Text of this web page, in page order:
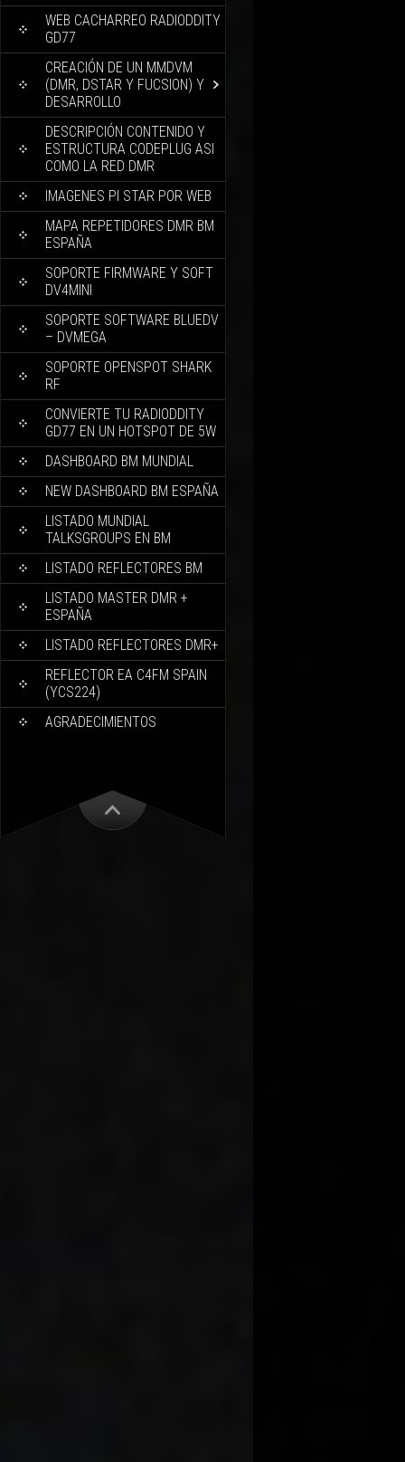
WEB CACHARREO RADIODDITY
GD77
CREACIÓN DE UN MMDVM
(DMR, DSTAR Y FUCSION) Y
DESARROLLO
DESCRIPCIÓN CONTENIDO Y
ESTRUCTURA CODEPLUG ASI
COMO LA RED DMR
IMAGENES PI STAR POR WEB
MAPA REPETIDORES DMR BM
ESPAÑA
SOPORTE FIRMWARE Y SOFT
DV4MINI
SOPORTE SOFTWARE BLUEDV
– DVMEGA
SOPORTE OPENSPOT SHARK
RF
CONVIERTE TU RADIODDITY
GD77 EN UN HOTSPOT DE 5W
DASHBOARD BM MUNDIAL
NEW DASHBOARD BM ESPAÑA
LISTADO MUNDIAL
TALKSGROUPS EN BM
LISTADO REFLECTORES BM
LISTADO MASTER DMR +
ESPAÑA
LISTADO REFLECTORES DMR+
REFLECTOR EA C4FM SPAIN
(YCS224)
AGRADECIMIENTOS